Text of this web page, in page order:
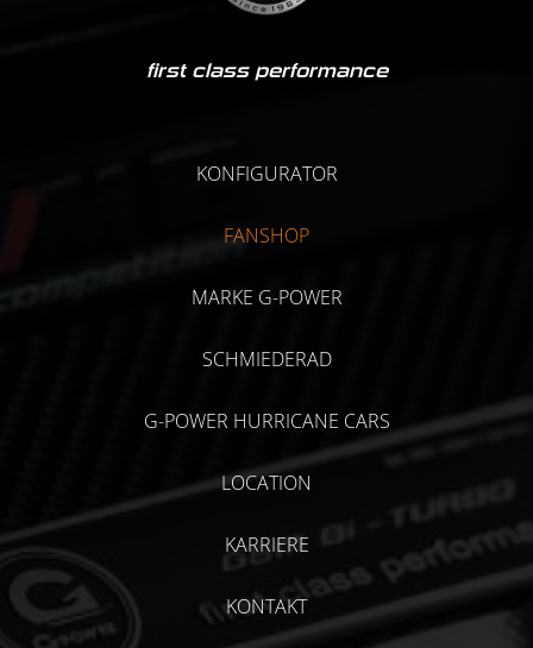
first class performance
KONFIGURATOR
FANSHOP
MARKE G-POWER
SCHMIEDERAD
G-POWER HURRICANE CARS
LOCATION
KARRIERE
KONTAKT